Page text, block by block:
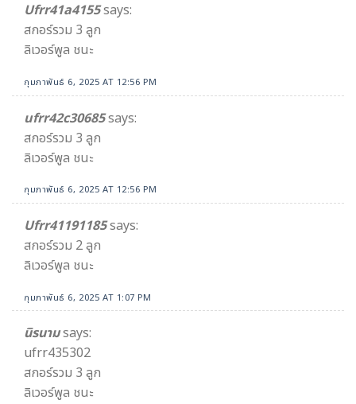
Ufrr41a4155says:
สกอร์รวม 3 ลูก
ลิเวอร์พูล ชนะ
กุมภาพันธ์ 6, 2025 AT 12:56 PM
ufrr42c30685says:
สกอร์รวม 3 ลูก
ลิเวอร์พูล ชนะ
กุมภาพันธ์ 6, 2025 AT 12:56 PM
Ufrr41191185says:
สกอร์รวม 2 ลูก
ลิเวอร์พูล ชนะ
กุมภาพันธ์ 6, 2025 AT 1:07 PM
นิรนามsays:
ufrr435302
สกอร์รวม 3 ลูก
ลิเวอร์พูล ชนะ